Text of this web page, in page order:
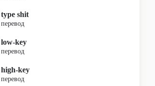
type shit
перевод
low-key
перевод
high-key
перевод